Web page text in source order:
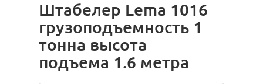
Штабелер Lema 1016
грузоподъемность 1
тонна высота
подъема 1.6 метра